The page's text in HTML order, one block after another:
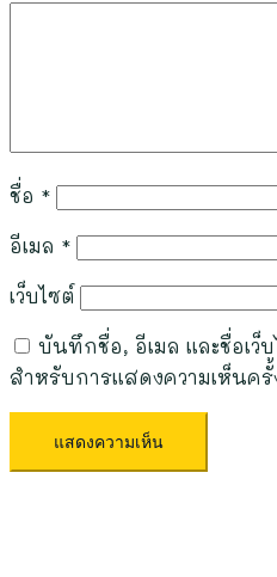
ชื่อ *
อีเมล *
เว็บไซต์
บันทึกชื่อ, อีเมล และชื่อเว็
สำหรับการแสดงความเห็นครั้